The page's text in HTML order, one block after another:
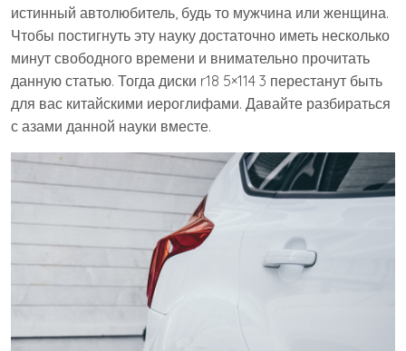
истинный автолюбитель, будь то мужчина или женщина.
Чтобы постигнуть эту науку достаточно иметь несколько
минут свободного времени и внимательно прочитать
данную статью. Тогда диски r18 5×114 3 перестанут быть
для вас китайскими иероглифами. Давайте разбираться
с азами данной науки вместе.